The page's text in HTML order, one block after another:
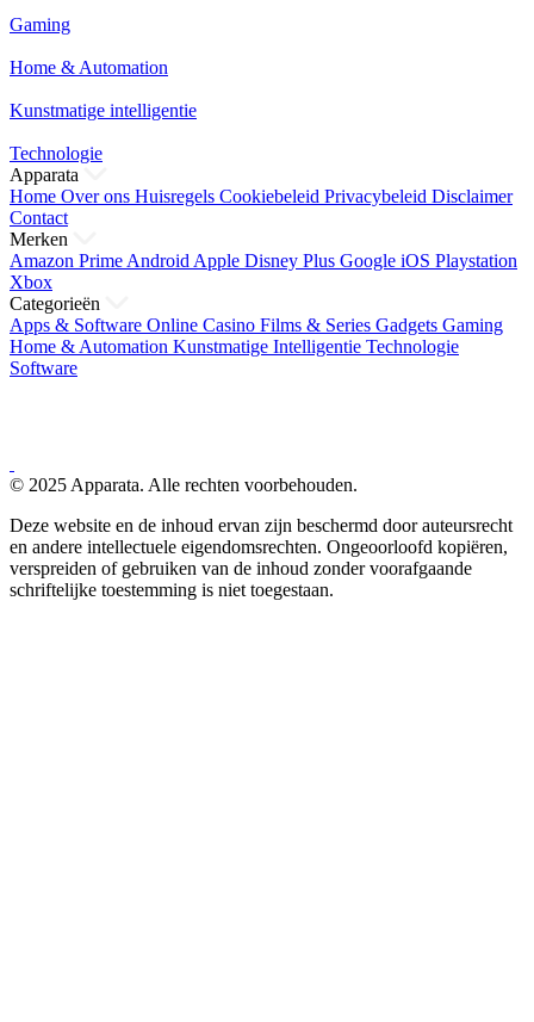
Gaming
Home & Automation
Kunstmatige intelligentie
Technologie
Apparata
Home Over ons Huisregels Cookiebeleid Privacybeleid Disclaimer
Contact
Merken
Amazon Prime Android Apple Disney Plus Google iOS Playstation
Xbox
Categorieën
Apps & Software Online Casino Films & Series Gadgets Gaming
Home & Automation Kunstmatige Intelligentie Technologie
Software
© 2025 Apparata. Alle rechten voorbehouden.
Deze website en de inhoud ervan zijn beschermd door auteursrecht
en andere intellectuele eigendomsrechten. Ongeoorloofd kopiëren,
verspreiden of gebruiken van de inhoud zonder voorafgaande
schriftelijke toestemming is niet toegestaan.